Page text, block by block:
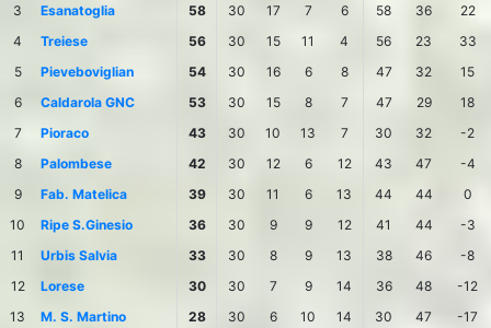
3
Esanatoglia 58 30 17 7 6 58 36
22
4
Treiese 56 30 15 11 4 56 23
33
5
Pieveboviglian 54 30 16 6 8 47 32
15
6
Caldarola GNC 53 30 15 8 7 47 29
18
7
Pioraco 43 30 10 13 7 30 32
-2
8
Palombese 42 30 12 6 12 43 47
-4
9
Fab. Matelica 39 30 11 6 13 44 44
0
10
Ripe S.Ginesio 36 30 9 9 12 41 44
-3
11
Urbis Salvia 33 30 8 9 13 38 46
-8
12
Lorese 30 30 7 9 14 36 48
-12
13
M. S. Martino 28 30 6 10 14 30 47
-17